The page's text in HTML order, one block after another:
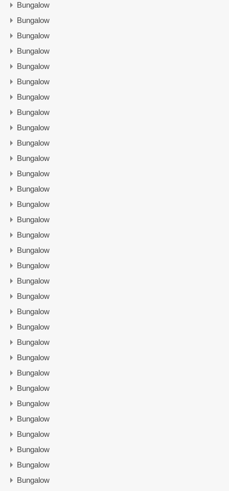
Bungalow
Bungalow
Bungalow
Bungalow
Bungalow
Bungalow
Bungalow
Bungalow
Bungalow
Bungalow
Bungalow
Bungalow
Bungalow
Bungalow
Bungalow
Bungalow
Bungalow
Bungalow
Bungalow
Bungalow
Bungalow
Bungalow
Bungalow
Bungalow
Bungalow
Bungalow
Bungalow
Bungalow
Bungalow
Bungalow
Bungalow
Bungalow